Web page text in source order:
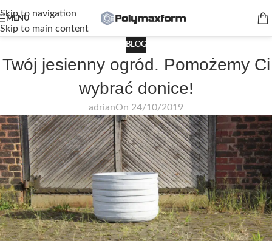
Skip to navigation
Skip to main content
MENU
BLOG
Twój jesienny ogród. Pomożemy Ci
wybrać donice!
adrianOn 24/10/2019